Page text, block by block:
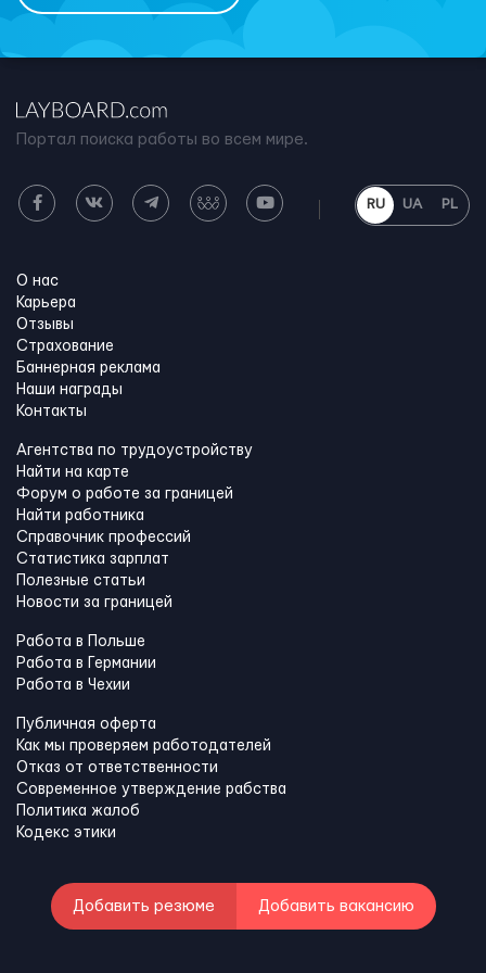
Портал поиска работы во всем мире.
RU UA PL
О нас
Карьера
Отзывы
Страхование
Баннерная реклама
Наши награды
Контакты
Агентства по трудоустройству
Найти на карте
Форум о работе за границей
Найти работника
Справочник профессий
Статистика зарплат
Полезные статьи
Новости за границей
Работа в Польше
Работа в Германии
Работа в Чехии
Публичная оферта
Как мы проверяем работодателей
Отказ от ответственности
Современное утверждение рабства
Политика жалоб
Кодекс этики
Добавить резюме Добавить вакансию